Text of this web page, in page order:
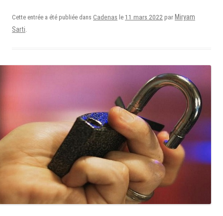
Cette entrée a été publiée dans Cadenas le 11 mars 2022 par Miryam
Sarti